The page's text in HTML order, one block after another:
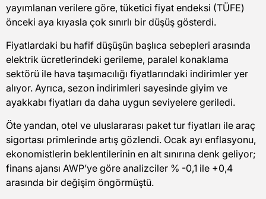
yayımlanan verilere göre, tüketici fiyat endeksi (TÜFE)
önceki aya kıyasla çok sınırlı bir düşüş gösterdi.
Fiyatlardaki bu hafif düşüşün başlıca sebepleri arasında
elektrik ücretlerindeki gerileme, paralel konaklama
sektörü ile hava taşımacılığı fiyatlarındaki indirimler yer
alıyor. Ayrıca, sezon indirimleri sayesinde giyim ve
ayakkabı fiyatları da daha uygun seviyelere geriledi.
Öte yandan, otel ve uluslararası paket tur fiyatları ile araç
sigortası primlerinde artış gözlendi. Ocak ayı enflasyonu,
ekonomistlerin beklentilerinin en alt sınırına denk geliyor;
finans ajansı AWP’ye göre analizciler % -0,1 ile +0,4
arasında bir değişim öngörmüştü.